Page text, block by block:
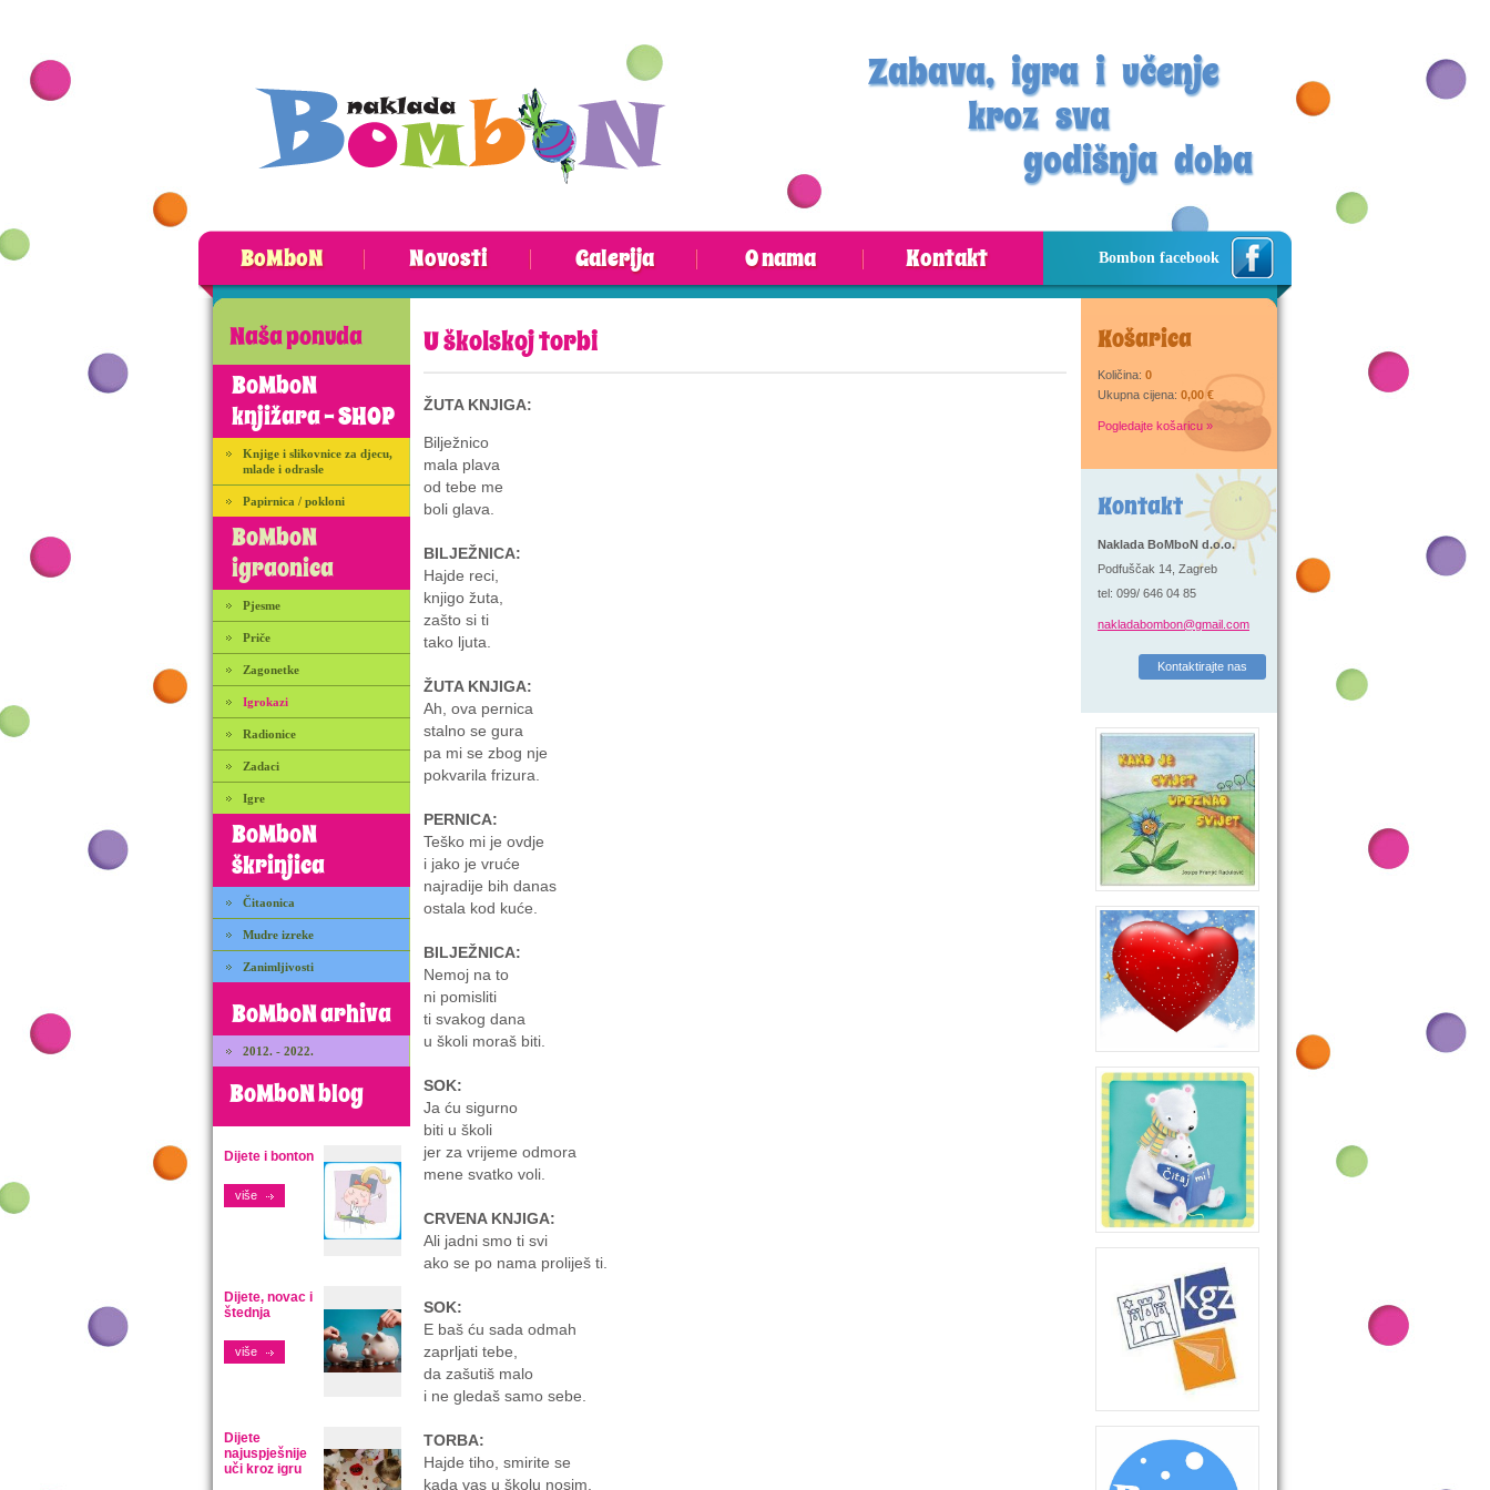
Zabava, igra i učenje
kroz sva
godišnja doba
Bombon facebook
BoMboN Novosti Galerija O nama Kontakt
Naša ponuda
BoMboN
knjižara - SHOP
Knjige i slikovnice za djecu,
mlade i odrasle
Papirnica / pokloni
BoMboN
igraonica
Pjesme
Priče
Zagonetke
Igrokazi
Radionice
Zadaci
Igre
BoMboN
škrinjica
Čitaonica
Mudre izreke
Zanimljivosti
BoMboN arhiva
2012. - 2022.
BoMboN blog
Dijete i bonton
više
Dijete, novac i
štednja
više
Dijete
najuspješnije
uči kroz igru
U školskoj torbi
ŽUTA KNJIGA:
Bilježnico
mala plava
od tebe me
boli glava.
BILJEŽNICA:
Hajde reci,
knjigo žuta,
zašto si ti
tako ljuta.
ŽUTA KNJIGA:
Ah, ova pernica
stalno se gura
pa mi se zbog nje
pokvarila frizura.
PERNICA:
Teško mi je ovdje
i jako je vruće
najradije bih danas
ostala kod kuće.
BILJEŽNICA:
Nemoj na to
ni pomisliti
ti svakog dana
u školi moraš biti.
SOK:
Ja ću sigurno
biti u školi
jer za vrijeme odmora
mene svatko voli.
CRVENA KNJIGA:
Ali jadni smo ti svi
ako se po nama proliješ ti.
SOK:
E baš ću sada odmah
zaprljati tebe,
da zašutiš malo
i ne gledaš samo sebe.
TORBA:
Hajde tiho, smirite se
kada vas u školu nosim,
Košarica
Količina: 0
Ukupna cijena: 0,00 €
Pogledajte košaricu »
Kontakt
Naklada BoMboN d.o.o.
Podfuščak 14, Zagreb
tel: 099/ 646 04 85
nakladabombon@gmail.com
Kontaktirajte nas